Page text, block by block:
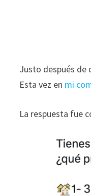
Justo después de
Esta vez en mi co
La respuesta fue